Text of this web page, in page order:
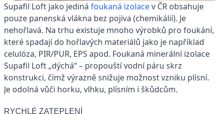
Supafil Loft jako jediná foukaná izolacev ČR obsahuje
pouze panenská vlákna bez pojiva (chemikálií). Je
nehořlavá. Na trhu existuje mnoho výrobků pro foukání,
které spadají do hořlavých materiálů jako je například
celulóza, PIR/PUR, EPS apod. Foukaná minerální izolace
Supafil Loft „dýchá“ – propouští vodní páru skrz
konstrukci, čímž výrazně snižuje možnost vzniku plísní.
Je odolná vůči horku, vlhku, plísním i škůdcům.
RYCHLÉ ZATEPLENÍ